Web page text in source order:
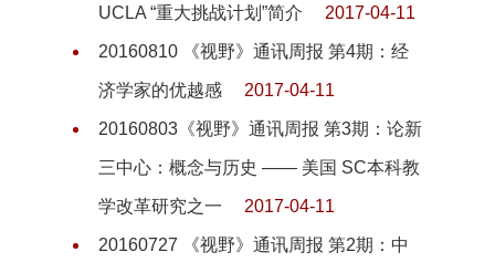
UCLA “重大挑战计划”简介 2017-04-11
20160810 《视野》通讯周报 第4期：经
济学家的优越感 2017-04-11
20160803《视野》通讯周报 第3期：论新
三中心：概念与历史 —— 美国 SC本科教
学改革研究之一 2017-04-11
20160727 《视野》通讯周报 第2期：中